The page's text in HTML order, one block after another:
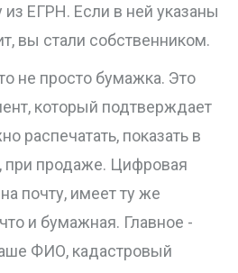
ЕГРН. Если в ней указаны
вы стали собственником.
не просто бумажка. Это
который подтверждает
распечатать, показать в
при продаже. Цифровая
почту, имеет ту же
и бумажная. Главное -
ФИО, кадастровый